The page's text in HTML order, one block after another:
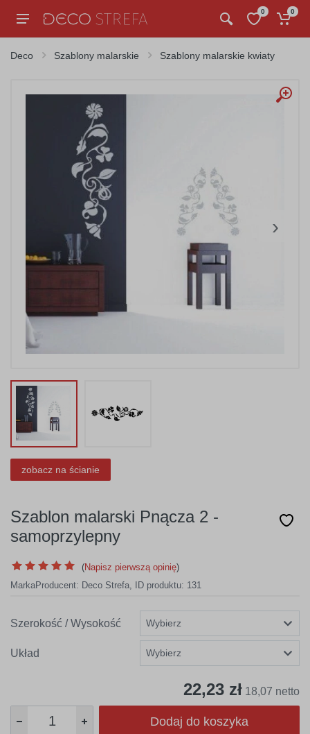
0 0
Deco Szablony malarskie Szablony malarskie kwiaty
›
zobacz na ścianie
Szablon malarski Pnącza 2 -
samoprzylepny
(Napisz pierwszą opinię)
MarkaProducent: Deco Strefa, ID produktu: 131
Szerokość / Wysokość
Układ
22,23 zł 18,07 netto
Dodaj do koszyka